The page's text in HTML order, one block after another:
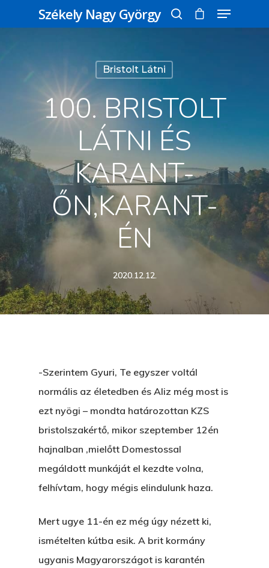
Üss egy entert a kereséshez, vagy nyomd
meg az ESC gombot a bezáráshoz
Székely Nagy György
Bristolt Látni
100. BRISTOLT
LÁTNI ÉS
KARANT-
ŐN,KARANT-
ÉN
2020.12.12.
-Szerintem Gyuri, Te egyszer voltál
normális az életedben és Aliz még most is
ezt nyögi – mondta határozottan KZS
bristolszakértő, mikor szeptember 12én
hajnalban ,mielőtt Domestossal
megáldott munkáját el kezdte volna,
felhívtam, hogy mégis elindulunk haza.
Mert ugye 11-én ez még úgy nézett ki,
ismételten kútba esik. A brit kormány
ugyanis Magyarországot is karantén